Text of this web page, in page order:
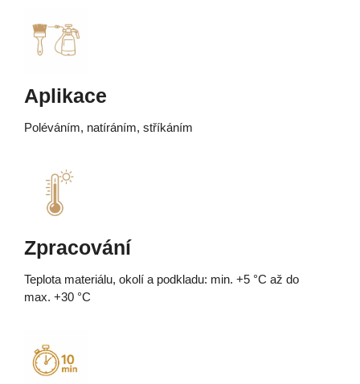
Aplikace
Poléváním, natíráním, stříkáním
Zpracování
Teplota materiálu, okolí a podkladu: min. +5 °C až do
max. +30 °C